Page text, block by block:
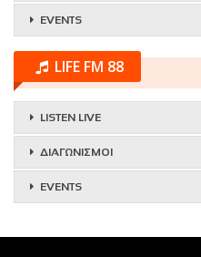
EVENTS
LIFE FM 88
LISTEN LIVE
ΔΙΑΓΩΝΙΣΜΟΙ
EVENTS